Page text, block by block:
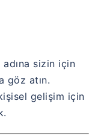
sizin için
göz atın.
gelişim için